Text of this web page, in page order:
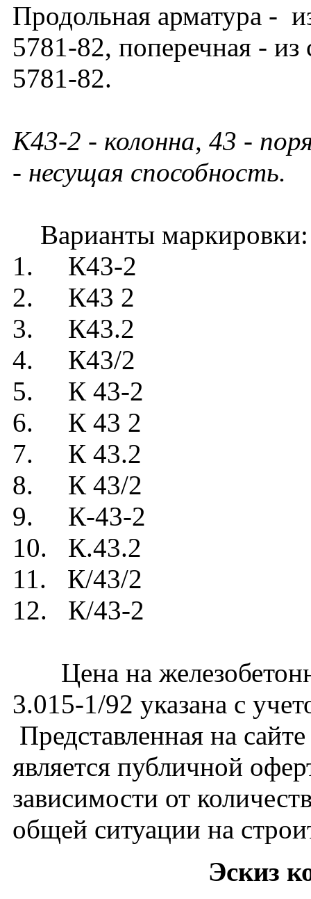
Продольная арматура -
5781-82, поперечная -
5781-82.
К43-2 - колонна, 43 -
- несущая способность.
Варианты маркировки:
1. К43-2
2. К43 2
3. К43.2
4. К43/2
5. К 43-2
6. К 43 2
7. К 43.2
8. К 43/2
9. К-43-2
10. К.43.2
11. К/43/2
12. К/43-2
Цена на
3.015-1/92 указана с
Представленная на
является публичной
зависимости от
общей ситуации на
Эскиз